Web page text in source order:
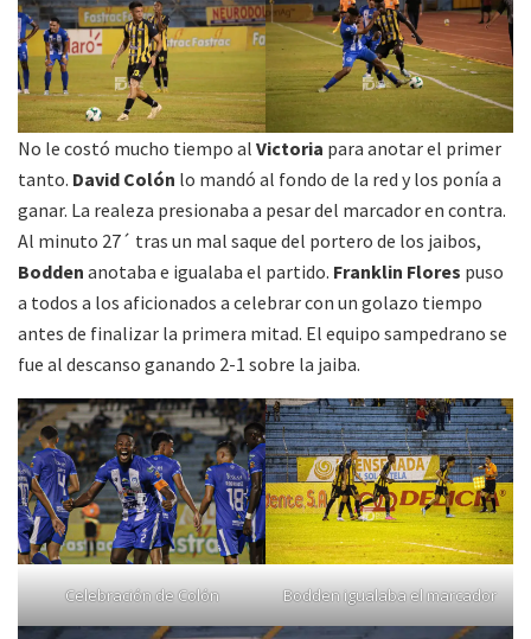
No le costó mucho tiempo al Victoria para anotar el primer
tanto. David Colón lo mandó al fondo de la red y los ponía a
ganar. La realeza presionaba a pesar del marcador en contra.
Al minuto 27´ tras un mal saque del portero de los jaibos,
Bodden anotaba e igualaba el partido. Franklin Flores puso
a todos a los aficionados a celebrar con un golazo tiempo
antes de finalizar la primera mitad. El equipo sampedrano se
fue al descanso ganando 2-1 sobre la jaiba.
Celebración de Colón Bodden igualaba el marcador